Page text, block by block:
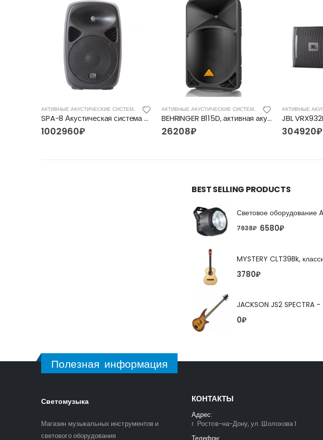
АКТИВНЫЕ АКУСТИЧЕСКИЕ СИСТЕМЫ
SPA-8 Акустическая система активная, MP3, SD, USB, BT, 50Вт, Leem
1002960₽
АКТИВНЫЕ АКУСТИЧЕСКИЕ СИСТЕМЫ
BEHRINGER B115D, активная акустическая система
26208₽ 304920₽
BEST SELLING PRODUCTS
7938₽ 6580₽
3780₽
0₽
Полезная информация
Светомузыка
Магазин музыкальных инструментов и
светового оборудования
КОНТАКТЫ
Адрес:
г. Ростов-на-Дону, ул. Шолохова 1